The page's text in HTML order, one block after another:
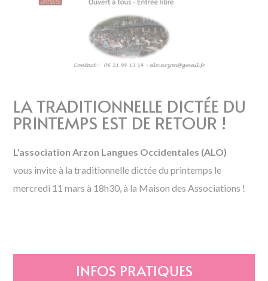
LA TRADITIONNELLE DICTÉE DU
PRINTEMPS EST DE RETOUR !
L'association Arzon Langues Occidentales (ALO)
vous invite à la traditionnelle dictée du printemps le
mercredi 11 mars à 18h30, à la Maison des Associations !
INFOS PRATIQUES